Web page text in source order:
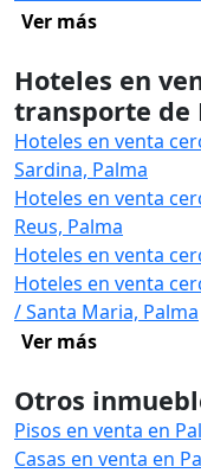
Ver más
Hoteles en
transporte de
Hoteles en venta
Sardina, Palma
Hoteles en venta
Reus, Palma
Hoteles en venta
Hoteles en venta
/ Santa Maria, Palma
Ver más
Otros
Pisos en venta en
Casas en venta en